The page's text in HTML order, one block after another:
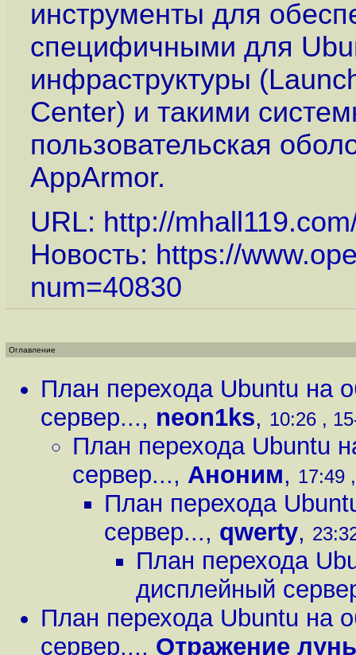
инструменты для
специфичными для
инфраструктуры
Center) и такими
пользовательская
AppArmor.
URL: http://
Новость: https://
num=40830
Оглавление
План перехода Ubuntu на
сервер..., neon1ks, 10:26 ,
План перехода Ubuntu
сервер..., Аноним, 17:49
План перехода
сервер..., qwerty,
План перехода
дисплейный
План перехода Ubuntu на
сервер..., Отражение